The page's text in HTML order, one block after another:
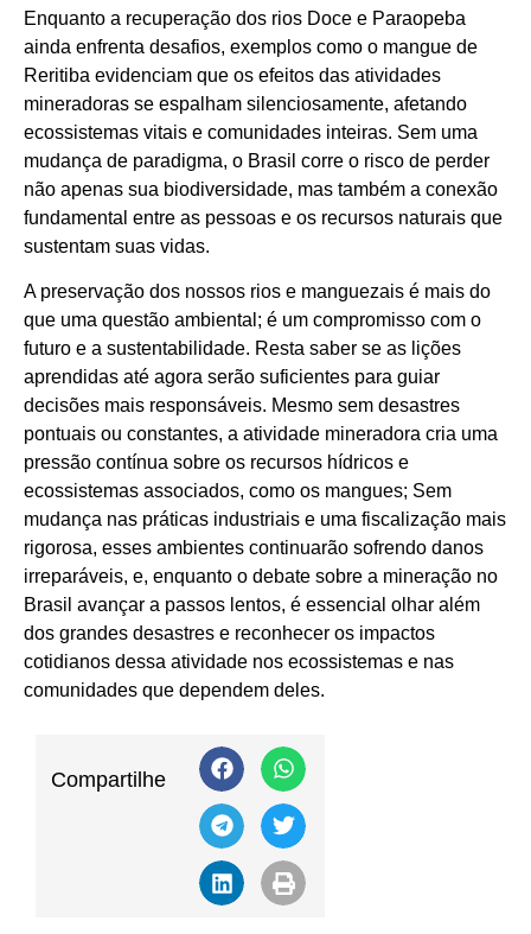
Enquanto a recuperação dos rios Doce e Paraopeba
ainda enfrenta desafios, exemplos como o mangue de
Reritiba evidenciam que os efeitos das atividades
mineradoras se espalham silenciosamente, afetando
ecossistemas vitais e comunidades inteiras. Sem uma
mudança de paradigma, o Brasil corre o risco de perder
não apenas sua biodiversidade, mas também a conexão
fundamental entre as pessoas e os recursos naturais que
sustentam suas vidas.
A preservação dos nossos rios e manguezais é mais do
que uma questão ambiental; é um compromisso com o
futuro e a sustentabilidade. Resta saber se as lições
aprendidas até agora serão suficientes para guiar
decisões mais responsáveis. Mesmo sem desastres
pontuais ou constantes, a atividade mineradora cria uma
pressão contínua sobre os recursos hídricos e
ecossistemas associados, como os mangues; Sem
mudança nas práticas industriais e uma fiscalização mais
rigorosa, esses ambientes continuarão sofrendo danos
irreparáveis, e, enquanto o debate sobre a mineração no
Brasil avançar a passos lentos, é essencial olhar além
dos grandes desastres e reconhecer os impactos
cotidianos dessa atividade nos ecossistemas e nas
comunidades que dependem deles.
Compartilhe